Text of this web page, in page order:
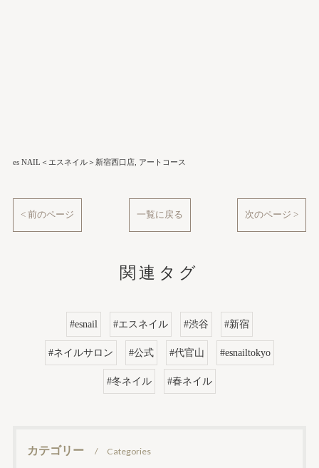
es NAIL＜エスネイル＞新宿西口店 アートコース
< 前のページ 一覧に戻る 次のページ >
関連タグ
#esnail #エスネイル #渋谷 #新宿
#ネイルサロン #公式 #代官山 #esnailtokyo
#冬ネイル #春ネイル
カテゴリー Categories